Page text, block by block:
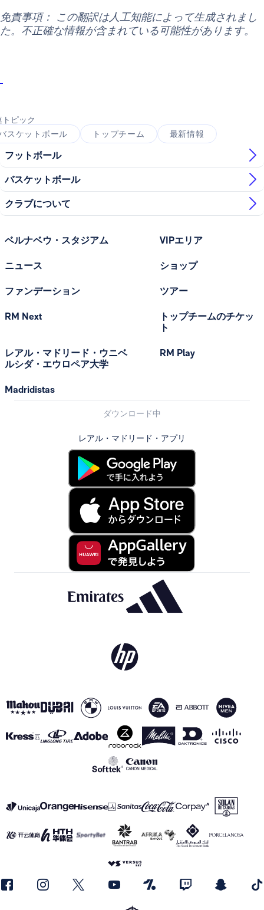
免責事項： この翻訳は人工知能によって生成されまし
た。不正確な情報が含まれている可能性があります。
トピック
スケットボール
トップチーム 最新情報
フットボール
バスケットボール
クラブについて
ベルナベウ・スタジアム
ニュース
ファンデーション
RM Next
レアル・マドリード・ウニベ
ルシダ・エウロペア大学
Madridistas
VIPエリア
ショップ
ツアー
トップチームのチケッ
ト
RM Play
ダウンロード中
レアル・マドリード・アプリ